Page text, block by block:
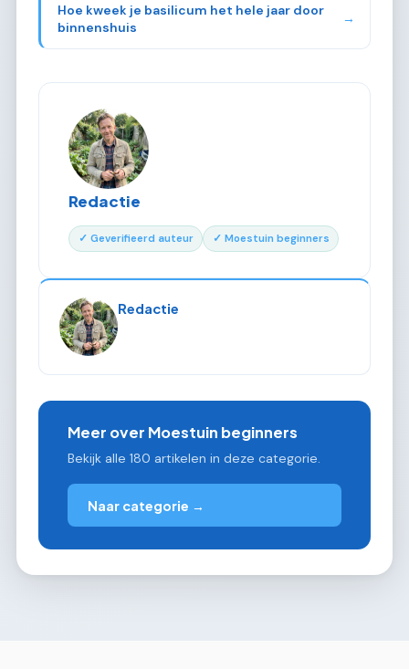
Hoe kweek je basilicum het hele jaar door
binnenshuis
→
Redactie
✓ Geverifieerd auteur ✓ Moestuin beginners
Redactie
Meer over Moestuin beginners
Bekijk alle 180 artikelen in deze categorie.
Naar categorie →